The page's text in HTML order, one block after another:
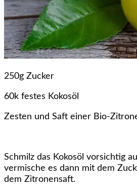
250g Zucker
60k festes Kokosöl
Zesten und Saft einer Bio-
Schmilz das Kokosöl vorsichtig
vermische es dann mit dem
dem Zitronensaft.